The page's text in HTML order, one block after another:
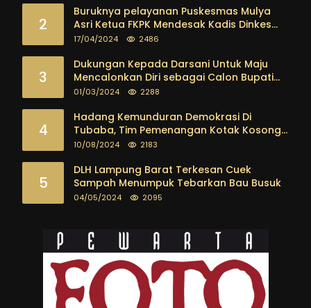
2
Buruknya pelayanan Puskesmas Mulya
Asri Ketua FKPK Mendesak Kadis Dinkes
Tubaba Ambil Tindakan Tegas
17/04/2024 2486
3
Dukungan Kepada Darsani Untuk Maju
Mencalonkan Diri sebagai Calon Bupati
Tubaba Terus Mengalir Baik Dari
masyarakat
01/03/2024 2288
4
Hadang Kemunduran Demokrasi Di
Tubaba, Tim Pemenangan Kotak Kosong
Segera Dibentuk
10/08/2024 2183
5
DLH Lampung Barat Terkesan Cuek
Sampah Menumpuk Tebarkan Bau Busuk
04/05/2024 2095